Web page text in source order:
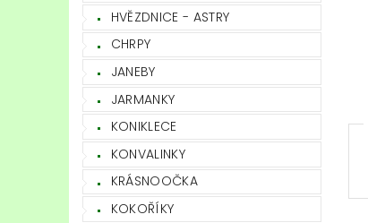
HVĚZDNICE - ASTRY
CHRPY
JANEBY
JARMANKY
KONIKLECE
KONVALINKY
KRÁSNOOČKA
KOKOŘÍKY